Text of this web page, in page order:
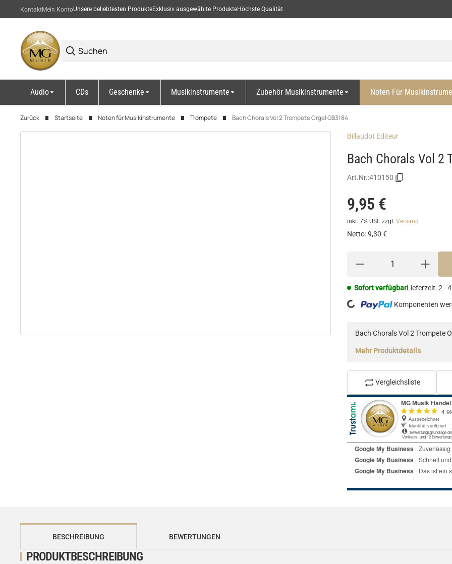
KontaktMein KontoUnsere beliebtesten ProdukteExklusiv ausgewählte ProdukteHöchste Qualität
Audio CDs Geschenke Musikinstrumente Zubehör Musikinstrumente Noten Für
Zurück Startseite Noten für Musikinstrumente Trompete Bach Chorals Vol 2 Trompete Orgel GB3184
Billaudot Editeur
Bach Chorals Vol 2
Art.Nr.:410150
9,95 €
inkl. 7% USt. zzgl. Versand
Netto:9,30 €
Sofort verfügbarLieferzeit:2 -
Loading... Komponenten
Bach Chorals Vol 2 Trompete
Mehr Produktdetails
Vergleichsliste
BESCHREIBUNG
BEWERTUNGEN
PRODUKTBESCHREIBUNG